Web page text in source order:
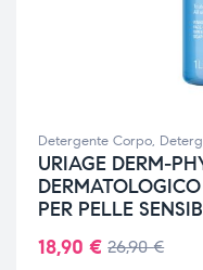
Detergente Corpo,
URIAGE DERM-
PER PELLE
26,90€
18,90 €